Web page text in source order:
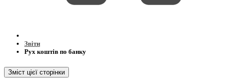
Звіти
Рух коштів по банку
Зміст цієї сторінки